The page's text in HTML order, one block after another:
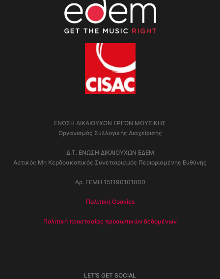
ΕΝΩΣΗ ΔΙΚΑΙΟΥΧΩΝ ΕΡΓΩΝ ΜΟΥΣΙΚΗΣ
Οργανισμός Συλλογικής Διαχείρισης
Δ.Τ. ΕΝΩΣΗ ΔΙΚΑΙΟΥΧΩΝ ΕΔΕΜ
Αστικός Μη Κερδοσκοπικός Συνεταιρισμός Περιορισμένης Ευθύνης
Αρ. ΓΕΜΗ 151190101000
Πολιτική Cookies
Πολιτική προστασίας προσωπικών δεδομένων
LET’S GET SOCIAL